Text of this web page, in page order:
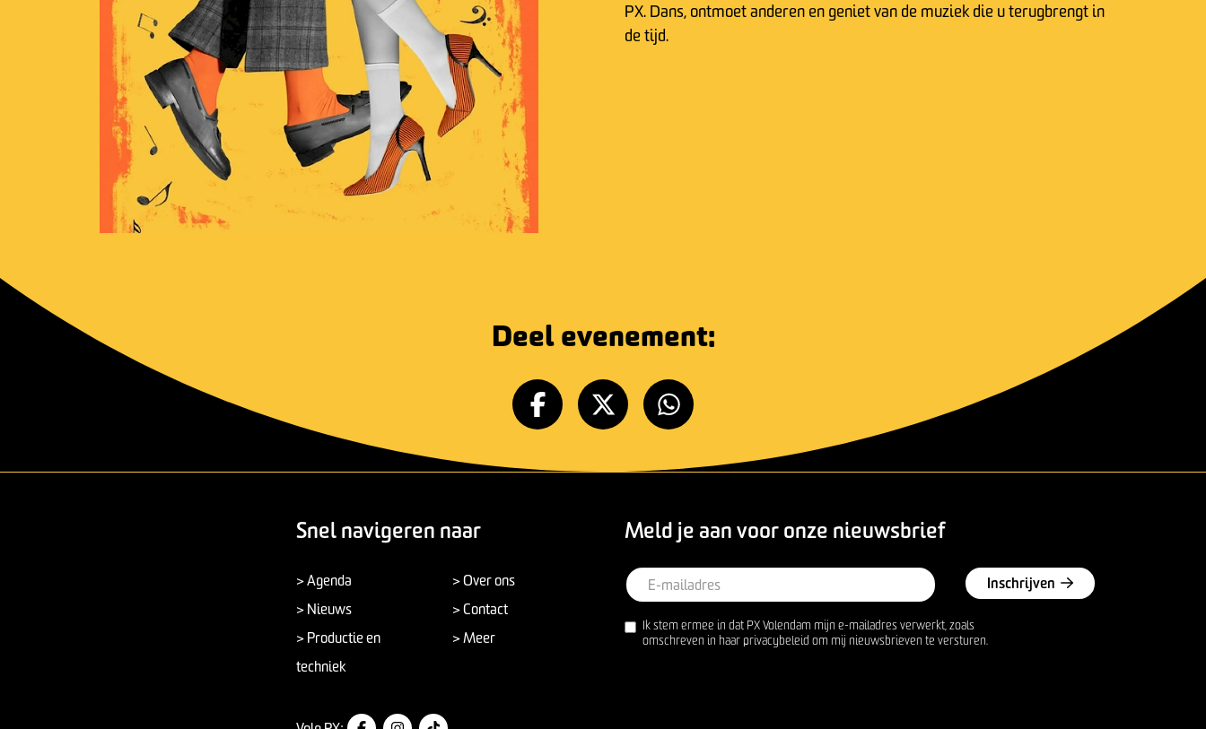
PX. Dans, ontmoet anderen en geniet van de muziek die u terugbrengt in
de tijd.
Deel evenement:
Snel navigeren naar
> Agenda
> Nieuws
> Productie en
techniek
> Over ons
> Contact
> Meer
Meld je aan voor onze nieuwsbrief
Inschrijven
Ik stem ermee in dat PX Volendam mijn e-mailadres verwerkt, zoals
omschreven in haar privacybeleid om mij nieuwsbrieven te versturen.